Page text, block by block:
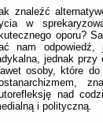
znaleźć
w
oporu?
nam odpowiedź,
jednak przy
osoby, które
nad
i polityczną.